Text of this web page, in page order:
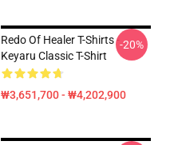
Redo Of Healer T-Shirts -
Keyaru Classic T-Shirt
₩3,651,700 - ₩4,202,900
-20%